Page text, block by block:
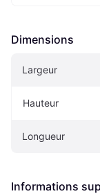
Dimensions
Largeur
Hauteur
Longueur
Informations